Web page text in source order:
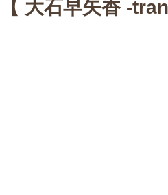
【 大石早矢香 -